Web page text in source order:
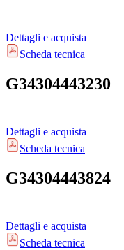
Dettagli e acquista
Scheda tecnica
G34304443230
Dettagli e acquista
Scheda tecnica
G34304443824
Dettagli e acquista
Scheda tecnica